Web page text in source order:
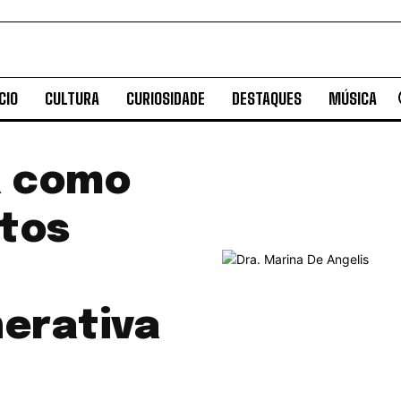
CULTURA CURIOSIDADE DESTAQUES MÚSICA
como